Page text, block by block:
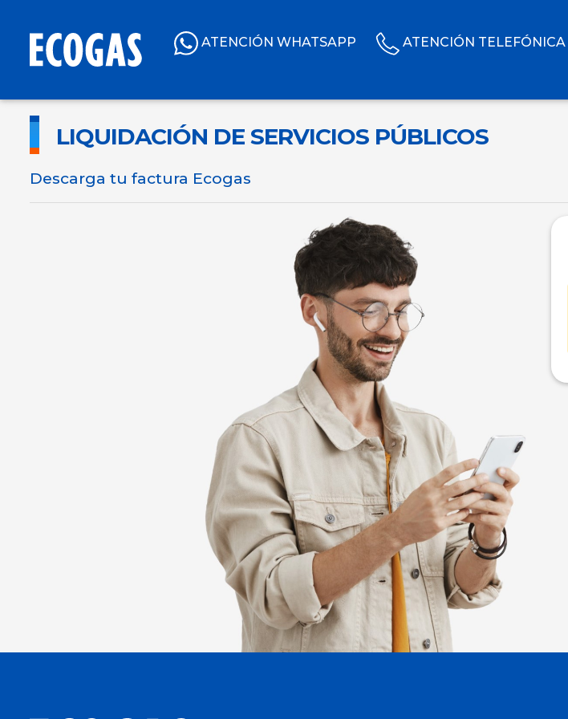
ATENCIÓN WHATSAPP ATENCIÓN TELEFÓNICA
LIQUIDACIÓN DE SERVICIOS PÚBLICOS
Descarga tu factura Ecogas